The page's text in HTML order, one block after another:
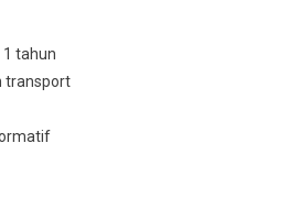
1 tahun
transport